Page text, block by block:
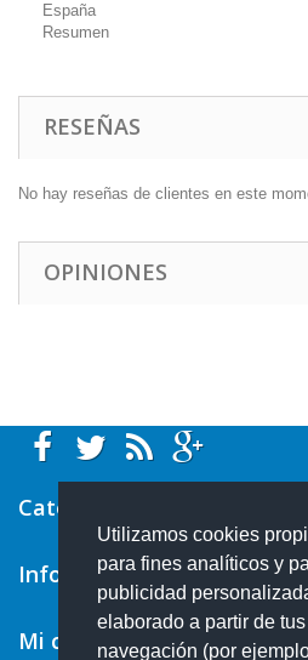
Utilizamos cookies
para fines analíticos y
publicidad
elaborado a partir de
navegación (por
España
Resumen
RESEÑAS
No hay reseñas de clientes en este
OPINIONES
Categorías
Información
Mi cuenta